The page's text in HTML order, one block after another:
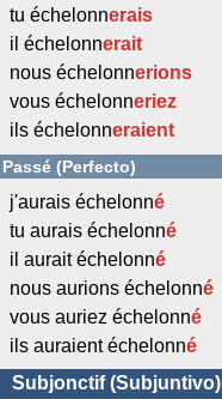
tu échelonnerais
il échelonnerait
nous échelonnerions
vous échelonneriez
ils échelonneraient
Passé (Perfecto)
j'aurais échelonné
tu aurais échelonné
il aurait échelonné
nous aurions échelonné
vous auriez échelonné
ils auraient échelonné
Subjonctif (Subjuntivo)